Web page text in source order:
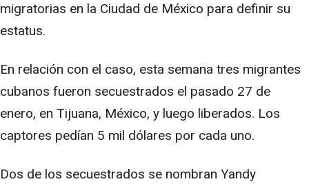
migratorias en la Ciudad de México para definir su
estatus.
En relación con el caso, esta semana tres migrantes
cubanos fueron secuestrados el pasado 27 de
enero, en Tijuana, México, y luego liberados. Los
captores pedían 5 mil dólares por cada uno.
Dos de los secuestrados se nombran Yandy